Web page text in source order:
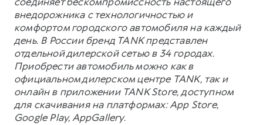
внедорожника с технологичностью и
комфортом городского автомобиля на каждый
день. В России бренд TANK представлен
отдельной дилерской сетью в 34 городах.
Приобрести автомобиль можно как в
официальном дилерском центре TANK, так и
онлайн в приложении TANK Store, доступном
для скачивания на платформах: App Store,
Google Play, AppGallery.